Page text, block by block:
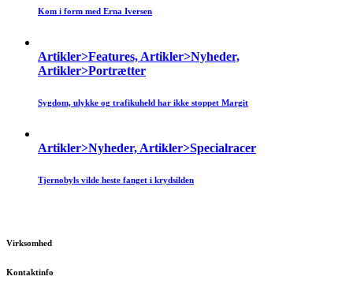
Kom i form med Erna Iversen
Artikler>Features, Artikler>Nyheder,
Artikler>Portrætter
Sygdom, ulykke og trafikuheld har ikke stoppet Margit
Artikler>Nyheder, Artikler>Specialracer
Tjernobyls vilde heste fanget i krydsilden
Virksomhed
Kontaktinfo